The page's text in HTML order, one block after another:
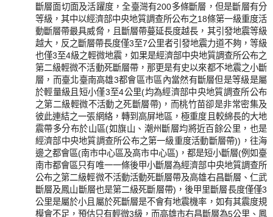
斷層面切面及活躍度，全臺灣有200多條斷層，但是斷層有分
等級，其中以經濟部中央地質調查所公布之18條第一級重度活
動斷層帶最具威脅，且斷層帶蔓延長度越長，其引發地震等級
越大，反之斷層帶長度僅3至7公里者引發地震力道不夠，等級
也僅3至4級之輕微地震，如果是經濟部中央地質調查所公布之
第二級輕微不活動死斷層帶，那更是有史以來都不地震之小斷
層，而臺北臺南高雄3都會區市區內當然有斷層但是等級是屬
於輕量級且短小僅3至4公里(均為經濟部中央地質調查所公布
之第二級輕微不活動之死斷層帶)，而桃竹苗卻是非常密集及
彼此連結之一張網絡，轉到高屏地區，極重度且較綿長的大地
震帶多分布於山區(如旗山、潮州斷層均將近百餘公里，也是
經濟部中央地質調查所公布之第一級重度活動斷層帶))，往海
邊之都會區(南市中心區及高市中心區)，都是短小斷層(例如臺
南市都會區只有唯一一條後甲小斷層為經濟部中央地質調查所
公布之第二級輕微不活動活動死斷層帶及高雄右昌斷層、仁武
斷層及鳳山斷層也是第二級死斷層帶)，後甲里斷層長度僅僅3
公里是屬於小且屬於死斷層是不會有地震機率，如有其震度規
模會不足，預估只有輕微3級，而高雄市右昌斷層為5公里、鳳